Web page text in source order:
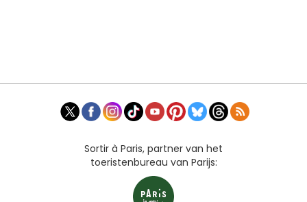
Sortir à Paris, partner van het
toeristenbureau van Parijs: